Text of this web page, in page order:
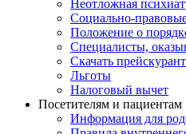
Неотложная
Социально-
Положение о
Специалисты,
Скачать прейскурант
Льготы
Налоговый вычет
Посетителям и пациентам
Информация для